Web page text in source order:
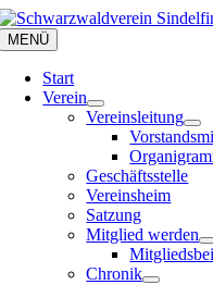
Zum
Inhalt
springen
MENÜ
Start
Verein
Vereinsleitung
Geschäftsstelle
Vereinsheim
Satzung
Mitglied werden
Chronik